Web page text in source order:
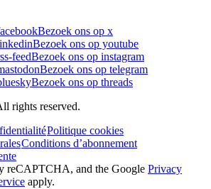
Bezoek ons op x
Bezoek ons op youtube
feedBezoek ons op instagram
Bezoek ons op telegram
Bezoek ons op threads
rights reserved.
Politique cookies
Conditions d’abonnement
reCAPTCHA, and the Google Privacy
apply.